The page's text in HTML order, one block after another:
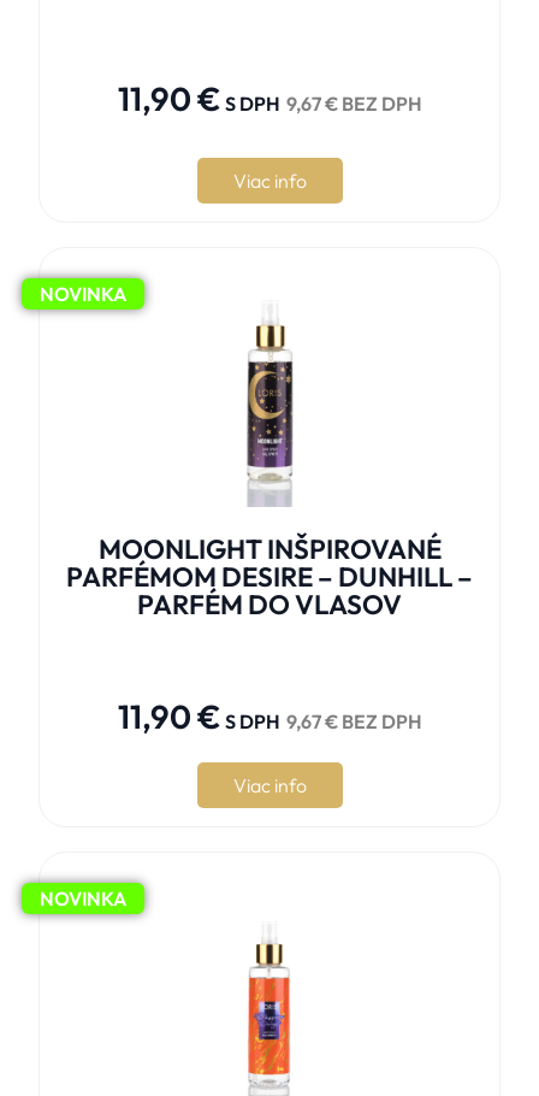
11,90€ S DPH 9,67€BEZ DPH
Viac info
NOVINKA
MOONLIGHT INŠPIROVANÉ
PARFÉMOM DESIRE – DUNHILL –
PARFÉM DO VLASOV
11,90€ S DPH 9,67€BEZ DPH
Viac info
NOVINKA